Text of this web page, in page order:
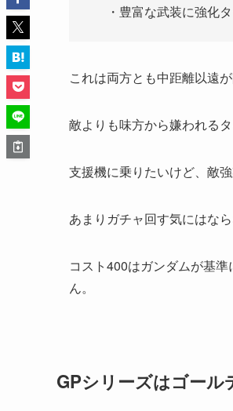
・豊富な武装に強化
これは両方とも中距離以遠
敵よりも味方から嫌われる
支援機に乗りたいけど、敵
あまりガチャ回す気にはなら
コスト400はガンダムが基
ん。
GPシリーズはゴール